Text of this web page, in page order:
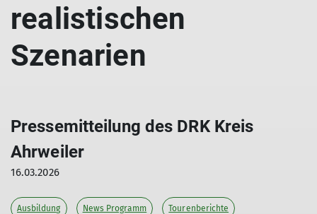
realistischen
Szenarien
Pressemitteilung des DRK Kreis
Ahrweiler
16.03.2026
Ausbildung News Programm Tourenberichte